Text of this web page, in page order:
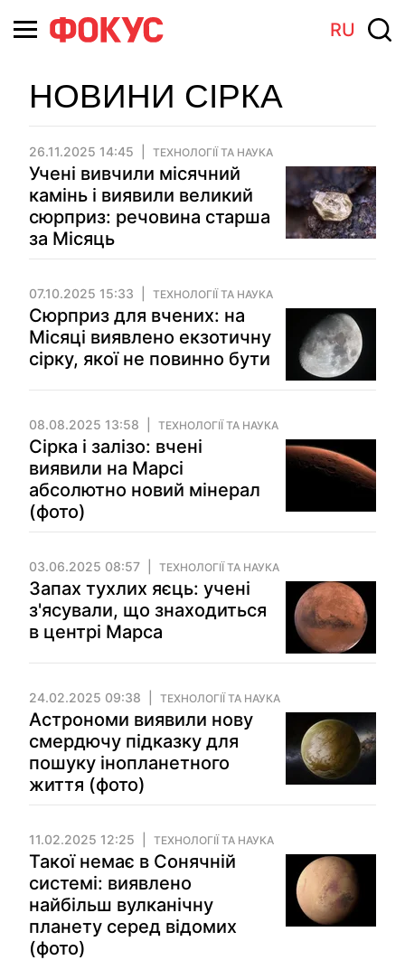
RU
НОВИНИ СІРКА
26.11.2025 14:45 ТЕХНОЛОГІЇ ТА НАУКА
Учені вивчили місячний
камінь і виявили великий
сюрприз: речовина старша
за Місяць
07.10.2025 15:33 ТЕХНОЛОГІЇ ТА НАУКА
Сюрприз для вчених: на
Місяці виявлено екзотичну
сірку, якої не повинно бути
08.08.2025 13:58 ТЕХНОЛОГІЇ ТА НАУКА
Сірка і залізо: вчені
виявили на Марсі
абсолютно новий мінерал
(фото)
03.06.2025 08:57 ТЕХНОЛОГІЇ ТА НАУКА
Запах тухлих яєць: учені
з'ясували, що знаходиться
в центрі Марса
24.02.2025 09:38 ТЕХНОЛОГІЇ ТА НАУКА
Астрономи виявили нову
смердючу підказку для
пошуку інопланетного
життя (фото)
11.02.2025 12:25 ТЕХНОЛОГІЇ ТА НАУКА
Такої немає в Сонячній
системі: виявлено
найбільш вулканічну
планету серед відомих
(фото)